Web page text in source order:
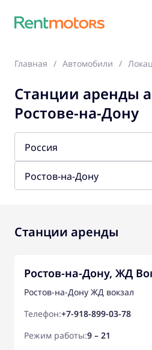
Главная Автомобили
Станции аренды
Ростове-на-Дону
Россия
Ростов-на-Дону
Станции аренды
Ростов-на-Дону, ЖД
Ростов-на-Дону ЖД вокзал
Телефон:+7-918-899-03-78
Режим работы:9 – 21